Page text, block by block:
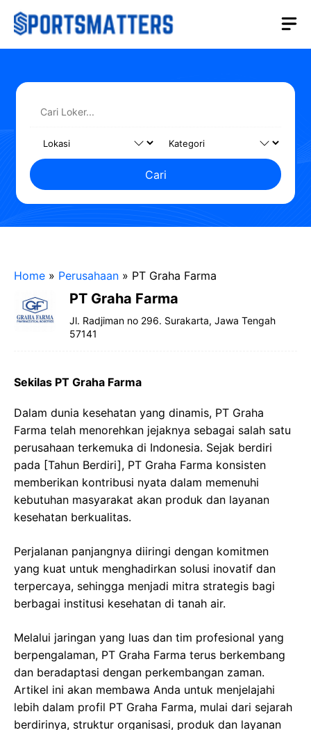
Langsung
Cari
Home » Perusahaan » PT Graha Farma
PT Graha Farma
Jl. Radjiman no 296. Surakarta, Jawa Tengah
57141
Sekilas PT Graha Farma
Dalam dunia kesehatan yang dinamis, PT Graha
Farma telah menorehkan jejaknya sebagai salah satu
perusahaan terkemuka di Indonesia. Sejak berdiri
pada [Tahun Berdiri], PT Graha Farma konsisten
memberikan kontribusi nyata dalam memenuhi
kebutuhan masyarakat akan produk dan layanan
kesehatan berkualitas.
Perjalanan panjangnya diiringi dengan komitmen
yang kuat untuk menghadirkan solusi inovatif dan
terpercaya, sehingga menjadi mitra strategis bagi
berbagai institusi kesehatan di tanah air.
Melalui jaringan yang luas dan tim profesional yang
berpengalaman, PT Graha Farma terus berkembang
dan beradaptasi dengan perkembangan zaman.
Artikel ini akan membawa Anda untuk menjelajahi
lebih dalam profil PT Graha Farma, mulai dari sejarah
berdirinya, struktur organisasi, produk dan layanan